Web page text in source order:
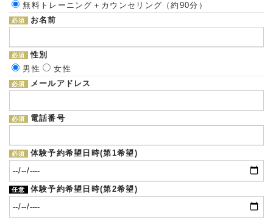
無料トレーニング＋カウンセリング（約90分）
必須 お名前
必須
性別
男性
女性
必須 メールアドレス
必須 電話番号
必須 体験予約希望日時(第1希望)
任意 体験予約希望日時(第2希望)